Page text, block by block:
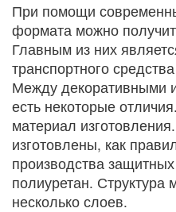
При помощи
формата можно
Главным из них
транспортного
Между декоративными
есть некоторые
материал
изготовлены, как
производства
полиуретан. Структура
несколько слоев.